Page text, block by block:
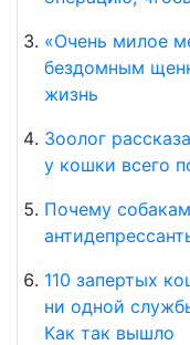
«Очень милое
бездомным
жизнь
Зоолог
у кошки всего
Почему
110 запертых
ни одной
Как так вышло